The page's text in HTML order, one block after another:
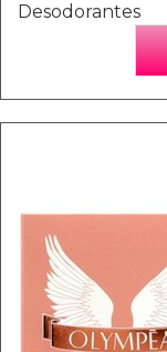
Desodorantes